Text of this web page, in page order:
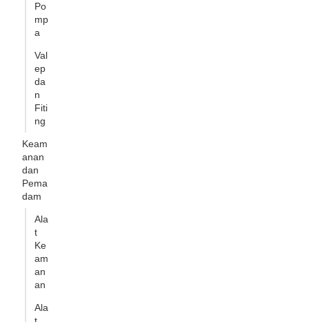
Po
mp
a
Val
ep
da
n
Fiti
ng
Keam
anan
dan
Pema
dam
Ala
t
Ke
am
an
an
Ala